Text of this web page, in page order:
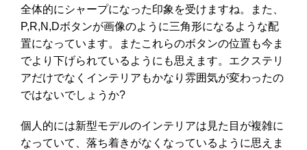
全体的にシャープになった印象を受けますね。また、
P,R,N,Dボタンが画像のように三角形になるような配
置になっています。またこれらのボタンの位置も今ま
でより下げられているようにも思えます。エクステリ
アだけでなくインテリアもかなり雰囲気が変わったの
ではないでしょうか?
個人的には新型モデルのインテリアは見た目が複雑に
なっていて、落ち着きがなくなっているように思えま